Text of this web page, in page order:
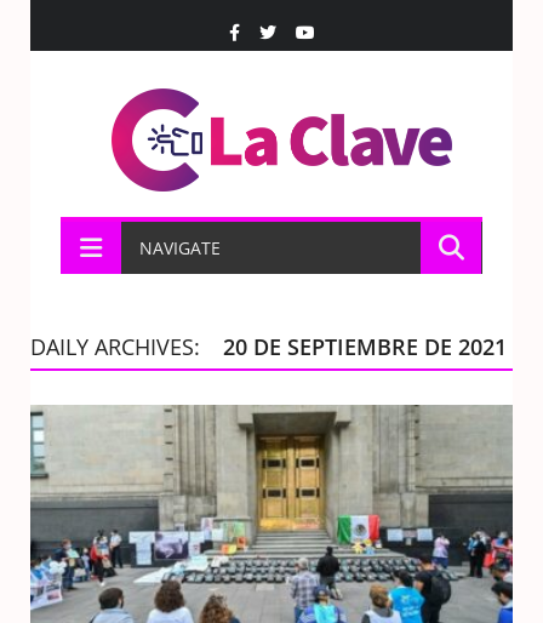
NAVIGATE
DAILY ARCHIVES: 20 DE SEPTIEMBRE DE 2021